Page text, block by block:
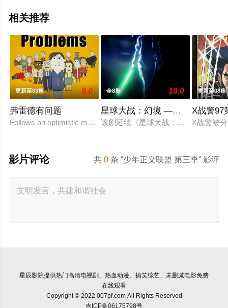
相关推荐
更新至03集 9.0
弗雷德有问题
Follows an optimistic man who tries to keep up with t
全8集 10.0
星球大战：幻境 —第九个绝地武
该剧延续《星球大战：幻境》的世界
更新至08集
X战警97
X战警被
共0 条 “少年正义联盟 第三季” 影评
影片评论
星辰影院提供热门高清电视剧、热血动漫、搞笑综艺、未删减电影免费
在线观看
Copyright © 2022 007pf.com All Rights Reserved
吉ICP备06175798号